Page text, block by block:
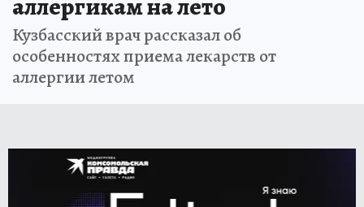
аллергикам на лето
Кузбасский врач рассказал об
особенностях приема лекарств от
аллергии летом